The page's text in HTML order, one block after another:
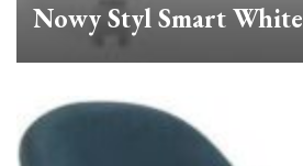
Nowy Styl Smart